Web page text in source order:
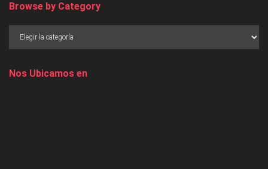
Browse by Category
Nos Ubicamos en